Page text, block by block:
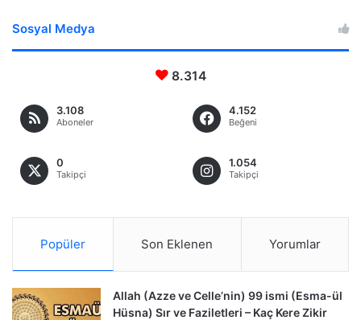
Sosyal Medya
8.314
3.108
Aboneler
4.152
Beğeni
0
Takipçi
1.054
Takipçi
Popüler Son Eklenen Yorumlar
Allah (Azze ve Celle’nin) 99 ismi (Esma-ül
Hüsna) Sır ve Faziletleri – Kaç Kere Zikir